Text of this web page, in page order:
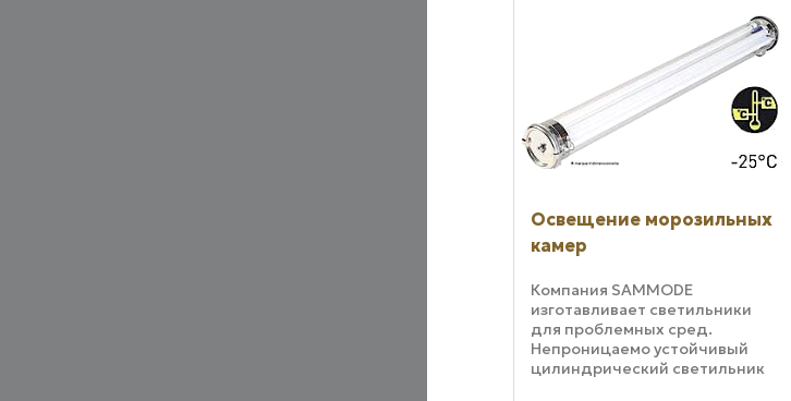
малоэнергоемка. Новый маяк-
Освещение морозильных
камер
Компания SAMMODE
изготавливает светильники
для проблемных сред.
Непроницаемо устойчивый
цилиндрический светильник